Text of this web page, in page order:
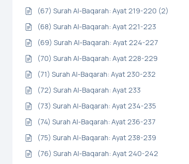
(67) Surah Al-Baqarah: Ayat 219-220 (2)
(68) Surah Al-Baqarah: Ayat 221-223
(69) Surah Al-Baqarah: Ayat 224-227
(70) Surah Al-Baqarah: Ayat 228-229
(71) Surah Al-Baqarah: Ayat 230-232
(72) Surah Al-Baqarah: Ayat 233
(73) Surah Al-Baqarah: Ayat 234-235
(74) Surah Al-Baqarah: Ayat 236-237
(75) Surah Al-Baqarah: Ayat 238-239
(76) Surah Al-Baqarah: Ayat 240-242